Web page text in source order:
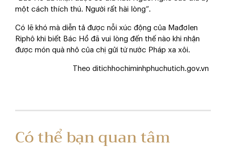
một cách thích thú. Người rất hài lòng”.
Có lẽ khó mà diễn tả được nỗi xúc động của Mađơlen
Riphô khi biết Bác Hồ đã vui lòng đến thế nào khi nhận
được món quà nhỏ của chị gửi từ nước Pháp xa xôi.
Theo ditichhochiminhphuchutich.gov.vn
Có thể bạn quan tâm